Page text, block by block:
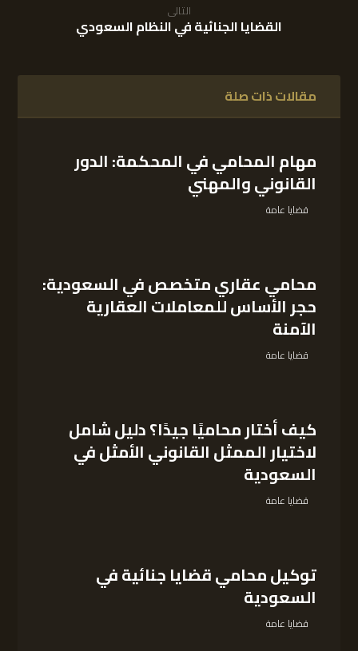
التالى
القضايا الجنائية في النظام السعودي
مقالات ذات صلة
مهام المحامي في المحكمة: الدور
القانوني والمهني
قضايا عامة
محامي عقاري متخصص في السعودية:
حجر الأساس للمعاملات العقارية
الآمنة
قضايا عامة
كيف أختار محاميًا جيدًا؟ دليل شامل
لاختيار الممثل القانوني الأمثل في
السعودية
قضايا عامة
توكيل محامي قضايا جنائية في
السعودية
قضايا عامة